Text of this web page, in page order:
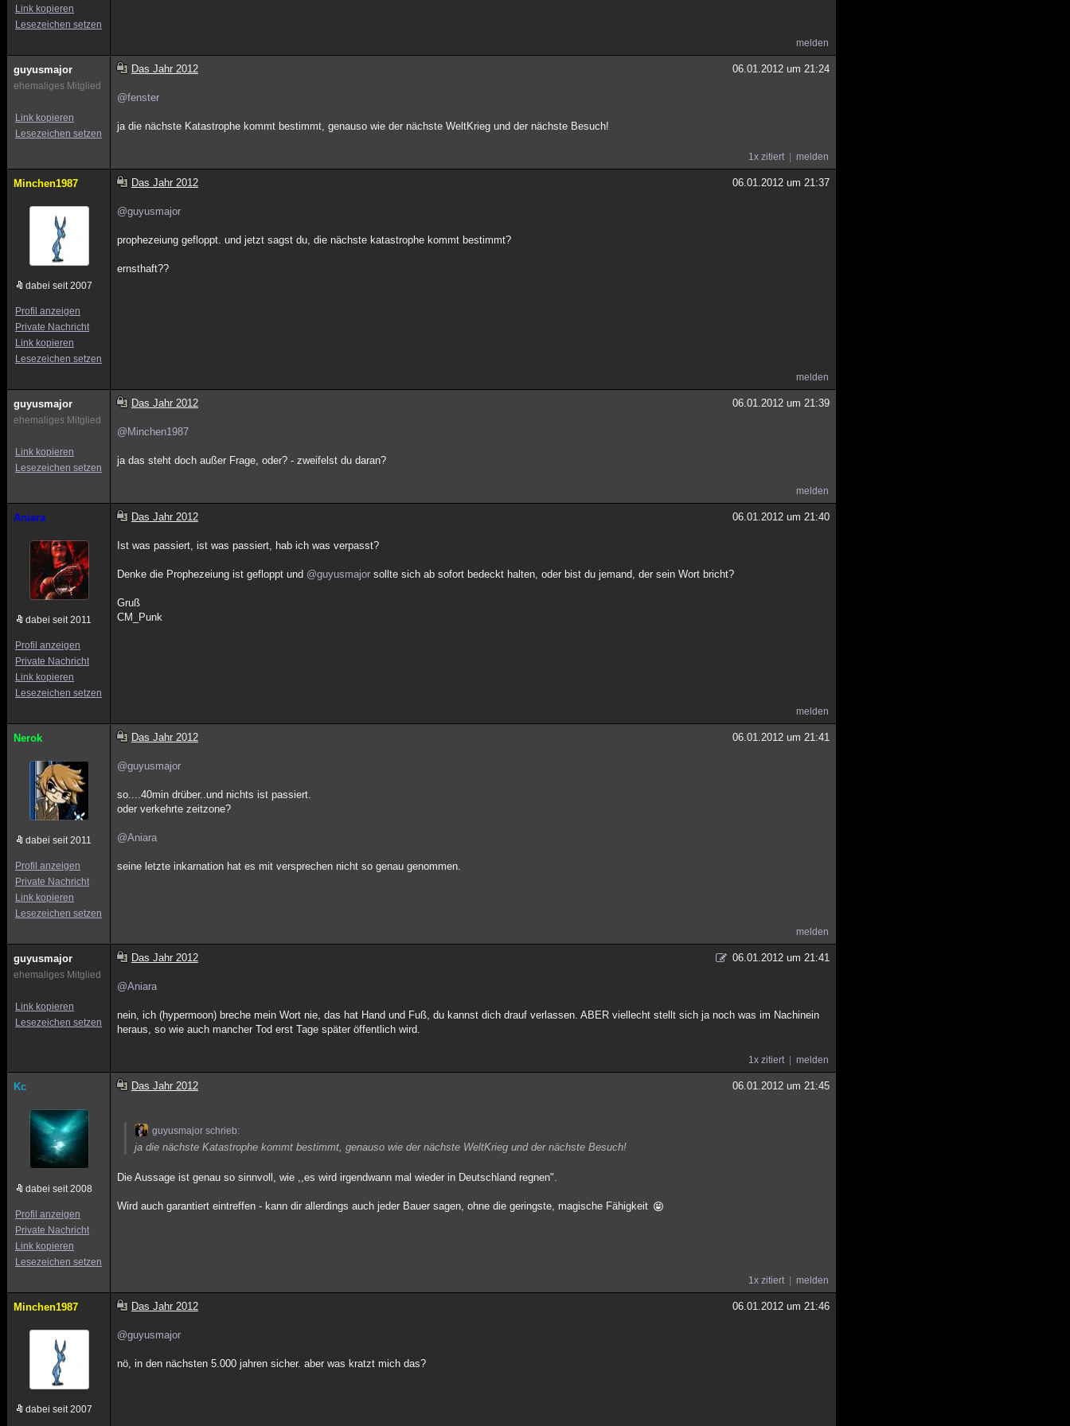
Link kopieren
Lesezeichen setzen
melden
guyusmajor
ehemaliges Mitglied
Link kopieren
Lesezeichen setzen
Das Jahr 2012 06.01.2012 um 21:24
@fenster
ja die nächste Katastrophe kommt bestimmt, genauso wie der nächste WeltKrieg und der nächste Besuch!
1x zitiert melden
Minchen1987
dabei seit 2007
Profil anzeigen
Private Nachricht
Link kopieren
Lesezeichen setzen
Das Jahr 2012 06.01.2012 um 21:37
@guyusmajor
prophezeiung gefloppt. und jetzt sagst du, die nächste katastrophe kommt bestimmt?
ernsthaft??
melden
guyusmajor
ehemaliges Mitglied
Link kopieren
Lesezeichen setzen
Das Jahr 2012 06.01.2012 um 21:39
@Minchen1987
ja das steht doch außer Frage, oder? - zweifelst du daran?
melden
Aniara
dabei seit 2011
Profil anzeigen
Private Nachricht
Link kopieren
Lesezeichen setzen
Das Jahr 2012 06.01.2012 um 21:40
Ist was passiert, ist was passiert, hab ich was verpasst?
Denke die Prophezeiung ist gefloppt und @guyusmajor sollte sich ab sofort bedeckt halten, oder bist du jemand, der sein Wort bricht?
Gruß
CM_Punk
melden
Nerok
dabei seit 2011
Profil anzeigen
Private Nachricht
Link kopieren
Lesezeichen setzen
Das Jahr 2012 06.01.2012 um 21:41
@guyusmajor
so....40min drüber..und nichts ist passiert.
oder verkehrte zeitzone?
@Aniara
seine letzte inkarnation hat es mit versprechen nicht so genau genommen.
melden
guyusmajor
ehemaliges Mitglied
Link kopieren
Lesezeichen setzen
Das Jahr 2012 06.01.2012 um 21:41
@Aniara
nein, ich (hypermoon) breche mein Wort nie, das hat Hand und Fuß, du kannst dich drauf verlassen. ABER viellecht stellt sich ja noch was im Nachinein
heraus, so wie auch mancher Tod erst Tage später öffentlich wird.
1x zitiert melden
Kc
dabei seit 2008
Profil anzeigen
Private Nachricht
Link kopieren
Lesezeichen setzen
Das Jahr 2012 06.01.2012 um 21:45
guyusmajor schrieb:
ja die nächste Katastrophe kommt bestimmt, genauso wie der nächste WeltKrieg und der nächste Besuch!
Die Aussage ist genau so sinnvoll, wie ,,es wird irgendwann mal wieder in Deutschland regnen".
Wird auch garantiert eintreffen - kann dir allerdings auch jeder Bauer sagen, ohne die geringste, magische Fähigkeit
1x zitiert melden
Minchen1987
dabei seit 2007
Das Jahr 2012 06.01.2012 um 21:46
@guyusmajor
nö, in den nächsten 5.000 jahren sicher. aber was kratzt mich das?